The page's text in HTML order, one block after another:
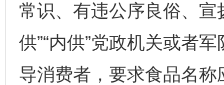
常识、有违公序良俗、宣
供”“内供”党政机关或者
导消费者，要求食品名